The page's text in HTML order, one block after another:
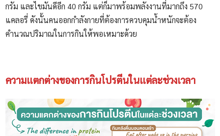
กรัม และไขมันดีอีก 40 กรัม แต่ก็มาพร้อมพลังงานที่มากถึง 570
แคลอรี่ ดังนั้นคนออกกำลังกายที่ต้องการควบคุมน้ำหนักจะต้อง
คำนวณปริมาณในการกินให้พอเหมาะด้วย
ความแตกต่างของการกินโปรตีนในแต่ละช่วงเวลา